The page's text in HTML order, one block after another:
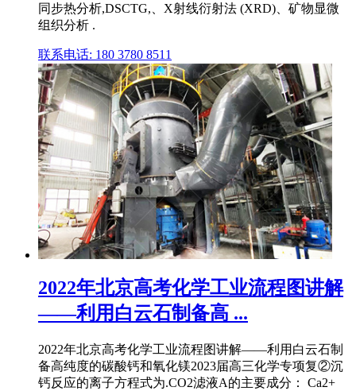
同步热分析,DSCTG,、X射线衍射法 (XRD)、矿物显微
组织分析 .
联系电话: 180 3780 8511
2022年北京高考化学工业流程图讲解
——利用白云石制备高 ...
2022年北京高考化学工业流程图讲解——利用白云石制
备高纯度的碳酸钙和氧化镁2023届高三化学专项复②沉
钙反应的离子方程式为.CO2滤液A的主要成分： Ca2+